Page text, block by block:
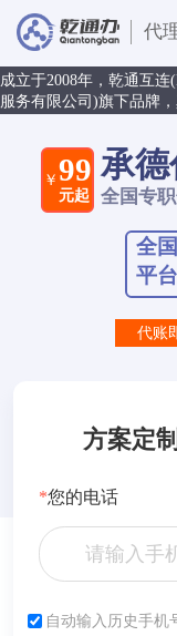
代
成立于2008年，乾通互
服务有限公司)旗下品牌
￥99
元起
承
全国专
全国
平台
代账
方案定
*您的电话
自动输入历史手机